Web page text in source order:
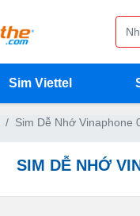
Sim Viettel
Sim Dễ Nhớ Vinaphone
SIM DỄ NHỚ